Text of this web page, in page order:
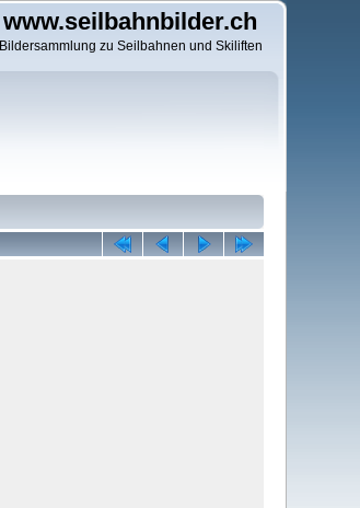
www.seilbahnbilder.ch
Bildersammlung zu Seilbahnen und Skiliften